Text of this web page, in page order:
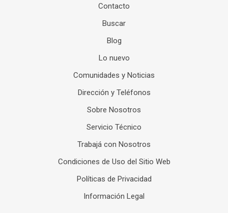
Contacto
Buscar
Blog
Lo nuevo
Comunidades y Noticias
Dirección y Teléfonos
Sobre Nosotros
Servicio Técnico
Trabajá con Nosotros
Condiciones de Uso del Sitio Web
Políticas de Privacidad
Información Legal